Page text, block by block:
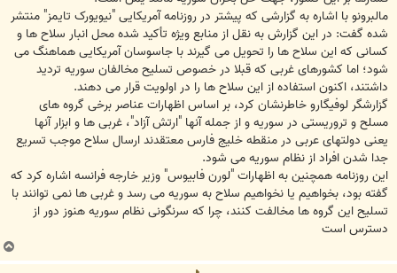
مالبرونو با اشاره به گزارشی که پیشتر در روزنامه آمریکایی "نیویورک تایمز" منتشر
شده گفت: در این گزارش به نقل از منابع ویژه تأکید شده محل انبار سلاح ها و
کسانی که این سلاح ها را تحویل می گیرند با جاسوسان آمریکایی هماهنگ می
شود؛ اما کشورهای غربی که قبلا در خصوص تسلیح مخالفان سوریه تردید
داشتند، اکنون استفاده از این سلاح ها را در اولویت قرار می دهند.
گزارشگر لوفیگارو خاطرنشان کرد، بر اساس اظهارات عناصر برخی گروه های
مسلح و تروریستی در سوریه و از جمله آنها "ارتش آزاد"، غربی ها و ابزار آنها
یعنی دولتهای عربی در منقطه خلیج فارس معتقدند ارسال سلاح موجب تسریع
جدا شدن افراد از نظام سوریه می شود.
این روزنامه همچنین به اظهارات "لورن فابیوس" وزیر خارجه فرانسه اشاره کرد که
گفته بود، بخواهیم یا نخواهیم سلاح به سوریه می رسد و غربی ها نمی توانند با
تسلیح این گروه ها مخالفت کنند، چرا که سرنگونی نظام سوریه هنوز دور از
دسترس است
ب
ا